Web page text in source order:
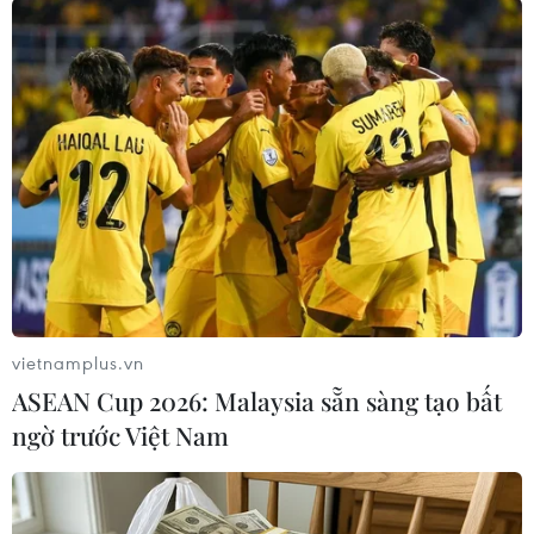
Anh Rishi Sunak về những nguy cơ hiện hữu từ
AI./.
(TTXVN/Vietnam+)
vietnamplus.vn
ASEAN Cup 2026: Malaysia sẵn sàng tạo bất
ngờ trước Việt Nam